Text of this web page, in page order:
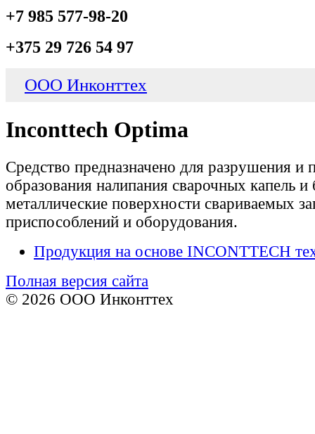
+7 985 577-98-20
+375 29 726 54 97
ООО Инконттех
Inconttech Optima
Средство предназначено для разрушения и
образования налипания сварочных капель и
металлические поверхности свариваемых
приспособлений и оборудования.
Продукция на основе INCONTTECH
Полная версия сайта
© 2026 ООО Инконттех